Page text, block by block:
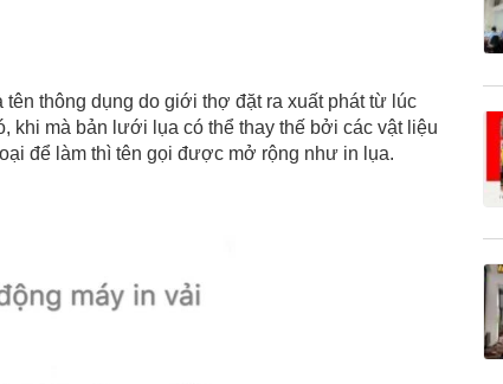
tên thông dụng do giới thợ đặt ra xuất phát từ lúc
khi mà bản lưới lụa có thể thay thế bởi các vật liệu
để làm thì tên gọi được mở rộng như in lụa.